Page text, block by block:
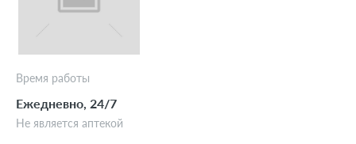
Время работы
Ежедневно, 24/7
Не является аптекой